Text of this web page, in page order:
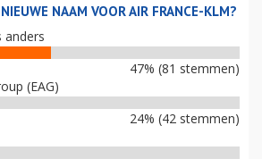
NAAM VOOR AIR FRANCE-KLM?
anders
47% (81 stemmen)
(EAG)
24% (42 stemmen)